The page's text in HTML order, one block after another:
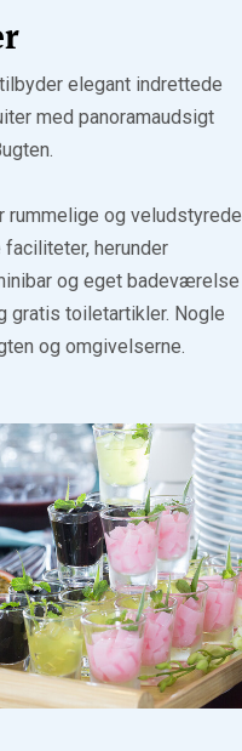
elegant indrettede
med panoramaudsigt
rummelige og veludstyrede
herunder
og eget badeværelse
gratis toiletartikler. Nogle
og omgivelserne.